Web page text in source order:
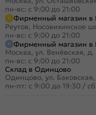
пн-вс: с 9:00 до 21:00
Фирменный магазин в
Реутов, Носовихинское
пн-вс: с 9:00 до 21:00
Фирменный магазин в
Москва, ул. Венёвская, д.
пн-вс: с 9:00 до 21:00
Склад в Одинцово
Одинцово, ул. Баковская,
пн-пт: с 9:00 до 19:30 /